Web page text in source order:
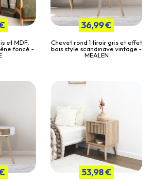
et MDF,
foncé -
36,99 €
Chevet rond 1 tiroir gris et effet
bois style scandinave vintage -
MEALEN
53,98 €